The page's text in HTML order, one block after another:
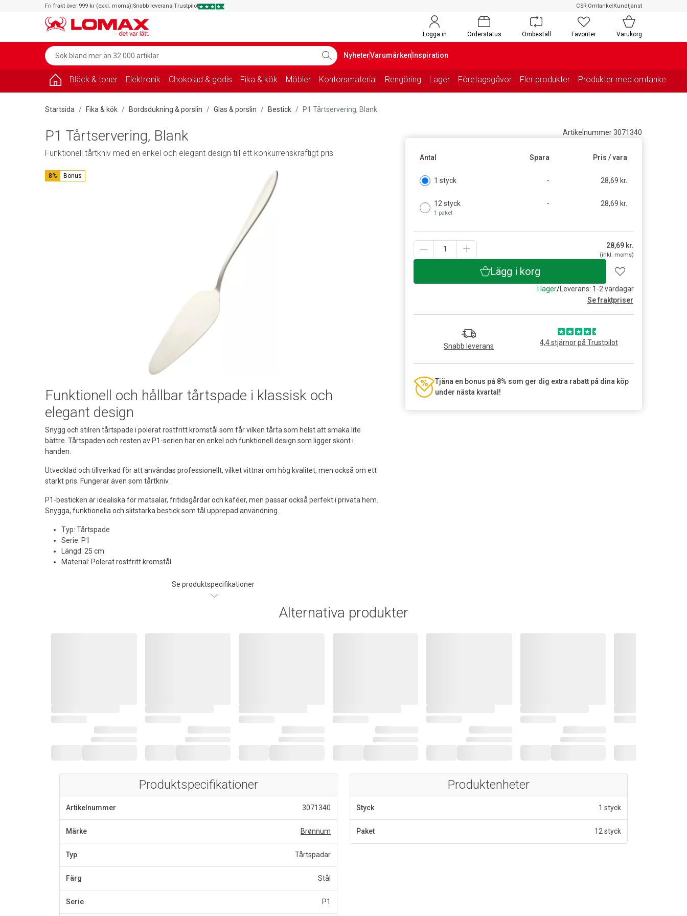
Fri frakt över 999 kr (exkl. moms)|Snabb leverans|Trustpilot CSR|Omtanke|Kundtjänst
Logga in Orderstatus Ombeställ Favoriter Varukorg
NyheterVarumärken Inspiration
Bläck & toner Elektronik Chokolad & godis Fika & kök Möbler Kontorsmaterial Rengöring Lager Företagsgåvor Fler produkter Produkter med omtanke
Startsida Fika & kök Bordsdukning & porslin Glas & porslin Bestick P1 Tårtservering, Blank
8% Bonus
Funktionell och hållbar tårtspade i klassisk och
elegant design
Snygg och stilren tårtspade i polerat rostfritt kromstål som får vilken tårta som helst att smaka lite
bättre. Tårtspaden och resten av P1-serien har en enkel och funktionell design som ligger skönt i
handen.
Utvecklad och tillverkad för att användas professionellt, vilket vittnar om hög kvalitet, men också om ett
starkt pris. Fungerar även som tårtkniv.
P1-besticken är idealiska för matsalar, fritidsgårdar och kaféer, men passar också perfekt i privata hem.
Snygga, funktionella och slitstarka bestick som tål upprepad användning.
Typ: Tårtspade
Serie: P1
Längd: 25 cm
Material: Polerat rostfritt kromstål
Se produktspecifikationer
Artikelnummer 3071340
Antal Spara Pris / vara
1 styck - 28,69 kr.
12 styck
1 paket
- 28,69 kr.
28,69kr.
(inkl. moms)
Lägg i korg
I lager/Leverans: 1-2 vardagar
Se fraktpriser
Snabb leverans 4,4 stjärnor på Trustpilot
Tjäna en bonus på 8% som ger dig extra rabatt på dina köp
under nästa kvartal!
P1 Tårtservering, Blank
Funktionell tårtkniv med en enkel och elegant design till ett konkurrenskraftigt pris
Alternativa produkter
Produktspecifikationer
Artikelnummer 3071340
Märke Brønnum
Typ Tårtspadar
Färg Stål
Serie P1
Produktenheter
Styck 1 styck
Paket 12 styck